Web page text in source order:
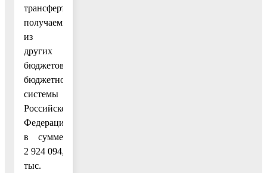
трансфертов,
получаемых
из
других
бюджетов
бюджетной
системы
Российской
Федерации,
в сумме
2 924 094,7
тыс.